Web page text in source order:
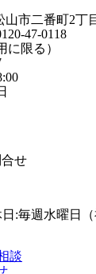
市二番町2丁
47-0118
に限る）
せ
:毎週水曜日
談